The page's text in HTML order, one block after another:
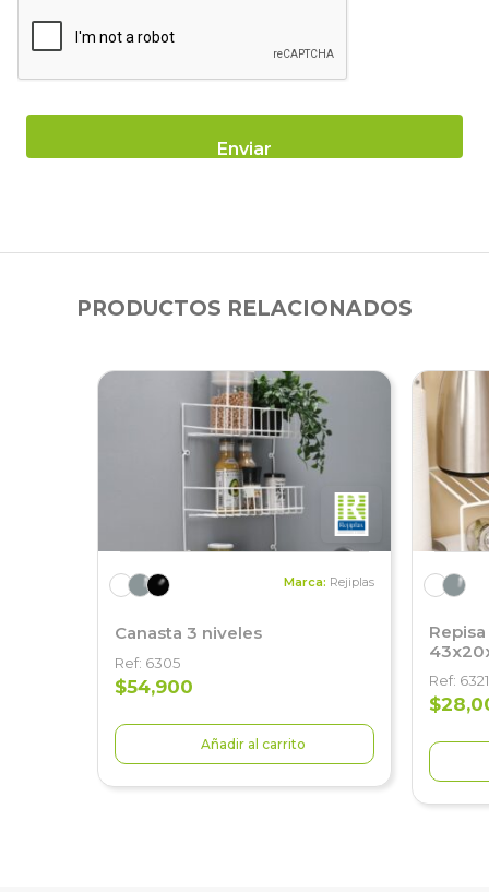
PRODUCTOS RELACIONADOS
Marca: Rejiplas
Canasta 3 niveles
Ref: 6305
$54,900
Añadir al carrito
Ref: 6321